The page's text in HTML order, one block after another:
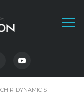
R-DYNAMIC S